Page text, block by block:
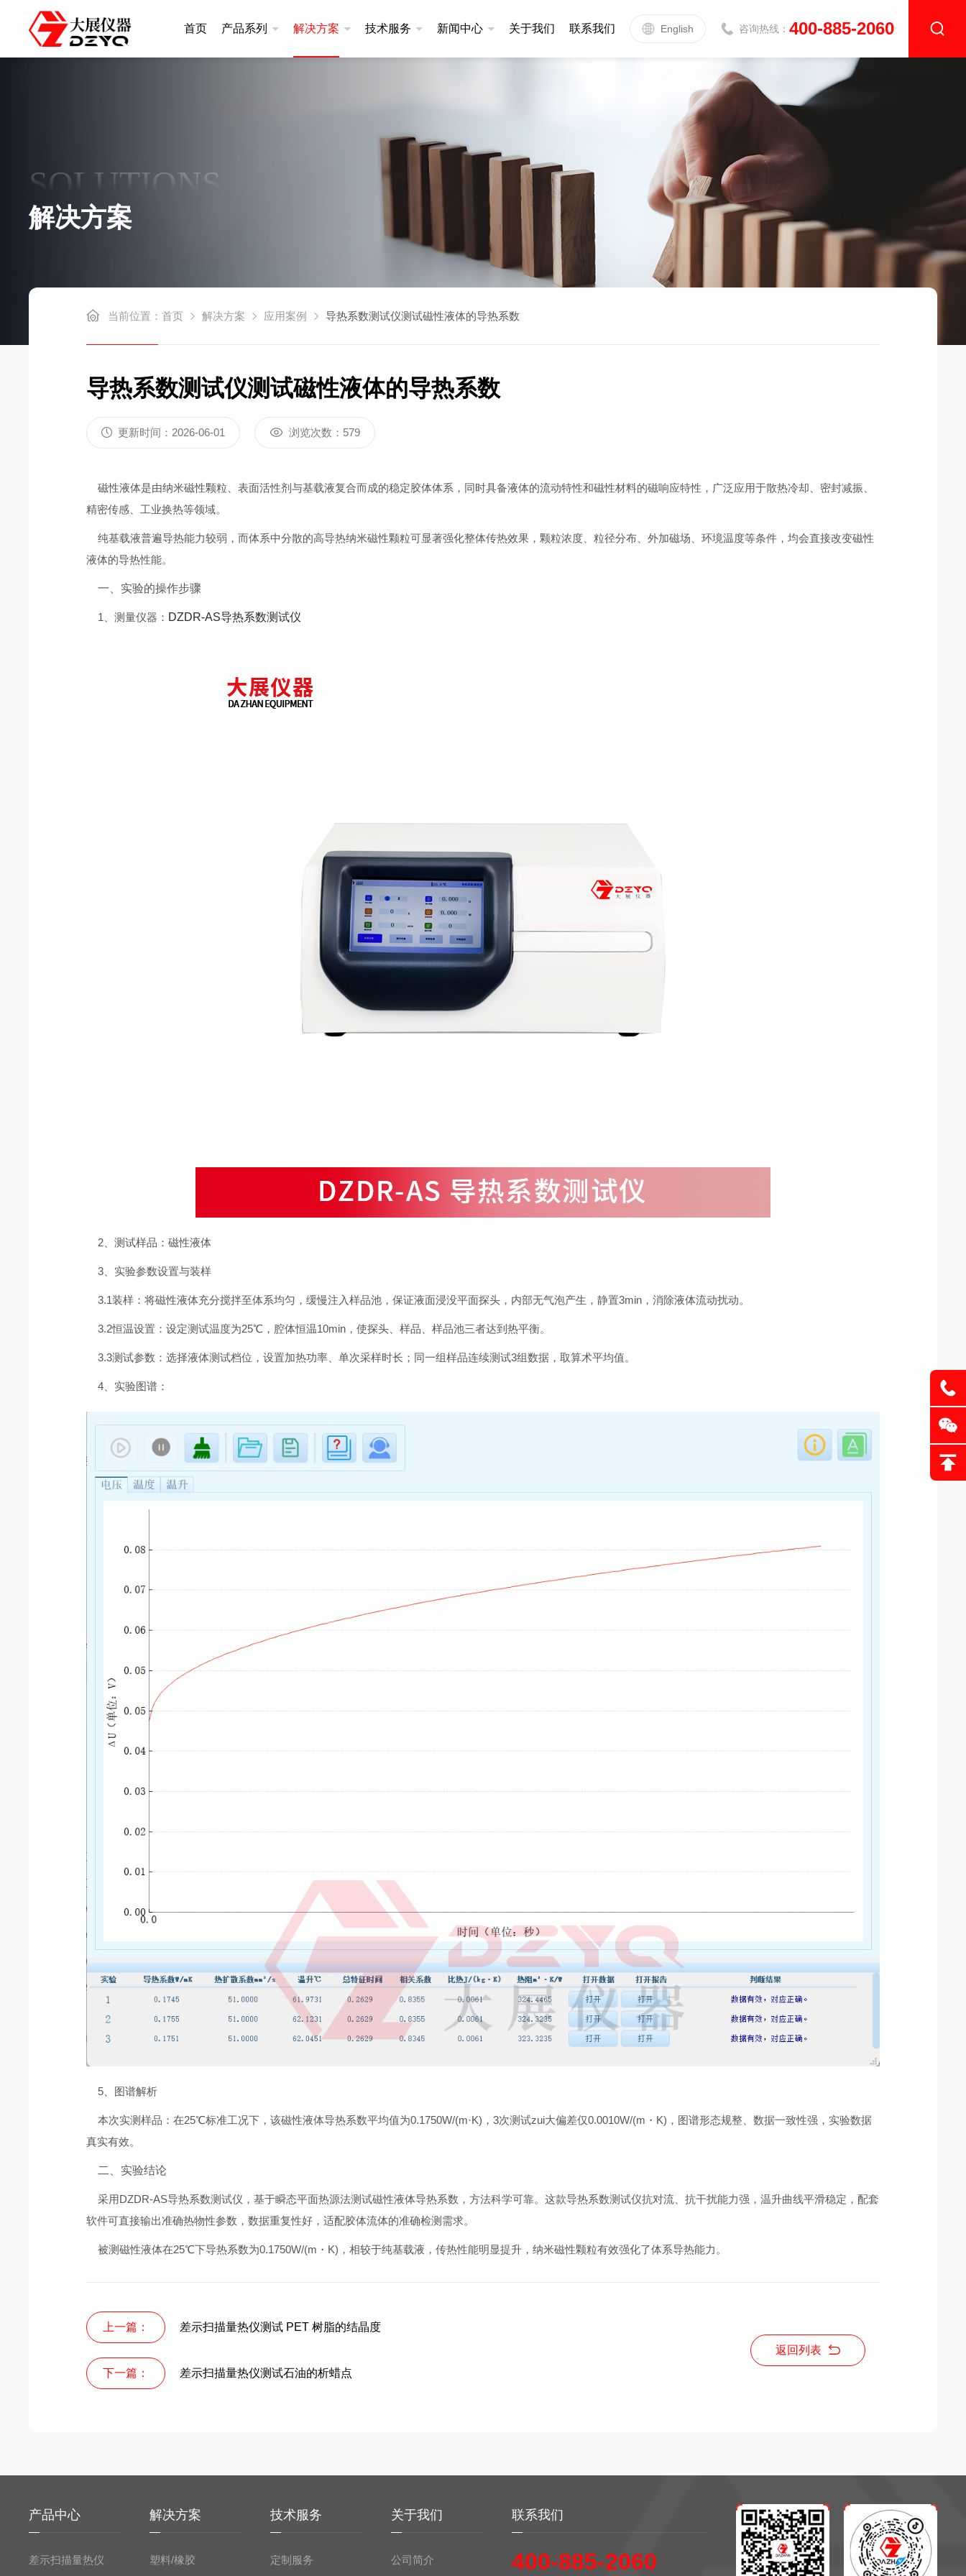
咨询热线： 400-885-2060
English
首页 产品系列
常规款|DSC300系列
高温款|DSC101系列
基础款|DSC100A
升级款|STA401系列
基础款|STA200系列
基础款|STA300系列
导热系数测定仪
升级款|DZDR-AS系列
炭黑分散度检测仪 介电常数测试仪
解决方案
产品视频
技术服务
售后服务
新闻中心
技术文章
关于我们 联系我们
SOLUTIONS
解决方案
当前位置：首页 解决方案 应用案例 导热系数测试仪测试磁性液体的导热系数
导热系数测试仪测试磁性液体的导热系数
更新时间：2026-06-01 浏览次数：579
磁性液体是由纳米磁性颗粒、表面活性剂与基载液复合而成的稳定胶体体系，同时具备液体的流动特性和磁性材料的磁响应特性，广泛应用于散热冷却、密封减振、
精密传感、工业换热等领域。
纯基载液普遍导热能力较弱，而体系中分散的高导热纳米磁性颗粒可显著强化整体传热效果，颗粒浓度、粒径分布、外加磁场、环境温度等条件，均会直接改变磁性
液体的导热性能。
一、实验的操作步骤
1、测量仪器： DZDR-AS导热系数测试仪
2、测试样品：磁性液体
3、实验参数设置与装样
3.1装样：将磁性液体充分搅拌至体系均匀，缓慢注入样品池，保证液面浸没平面探头，内部无气泡产生，静置3min，消除液体流动扰动。
3.2恒温设置：设定测试温度为25℃，腔体恒温10min，使探头、样品、样品池三者达到热平衡。
3.3测试参数：选择液体测试档位，设置加热功率、单次采样时长；同一组样品连续测试3组数据，取算术平均值。
4、实验图谱：
5、图谱解析
本次实测样品：在25℃标准工况下，该磁性液体导热系数平均值为0.1750W/(m·K)，3次测试zui大偏差仅0.0010W/(m・K)，图谱形态规整、数据一致性强，实验数据
真实有效。
二、实验结论
采用DZDR-AS导热系数测试仪，基于瞬态平面热源法测试磁性液体导热系数，方法科学可靠。这款导热系数测试仪抗对流、抗干扰能力强，温升曲线平滑稳定，配套
软件可直接输出准确热物性参数，数据重复性好，适配胶体流体的准确检测需求。
被测磁性液体在25℃下导热系数为0.1750W/(m・K)，相较于纯基载液，传热性能明显提升，纳米磁性颗粒有效强化了体系导热能力。
上一篇： 差示扫描量热仪测试 PET 树脂的结晶度
下一篇： 差示扫描量热仪测试石油的析蜡点
返回列表
产品中心
差示扫描量热仪
解决方案
塑料/橡胶
技术服务
定制服务
关于我们
公司简介
联系我们
400-885-2060